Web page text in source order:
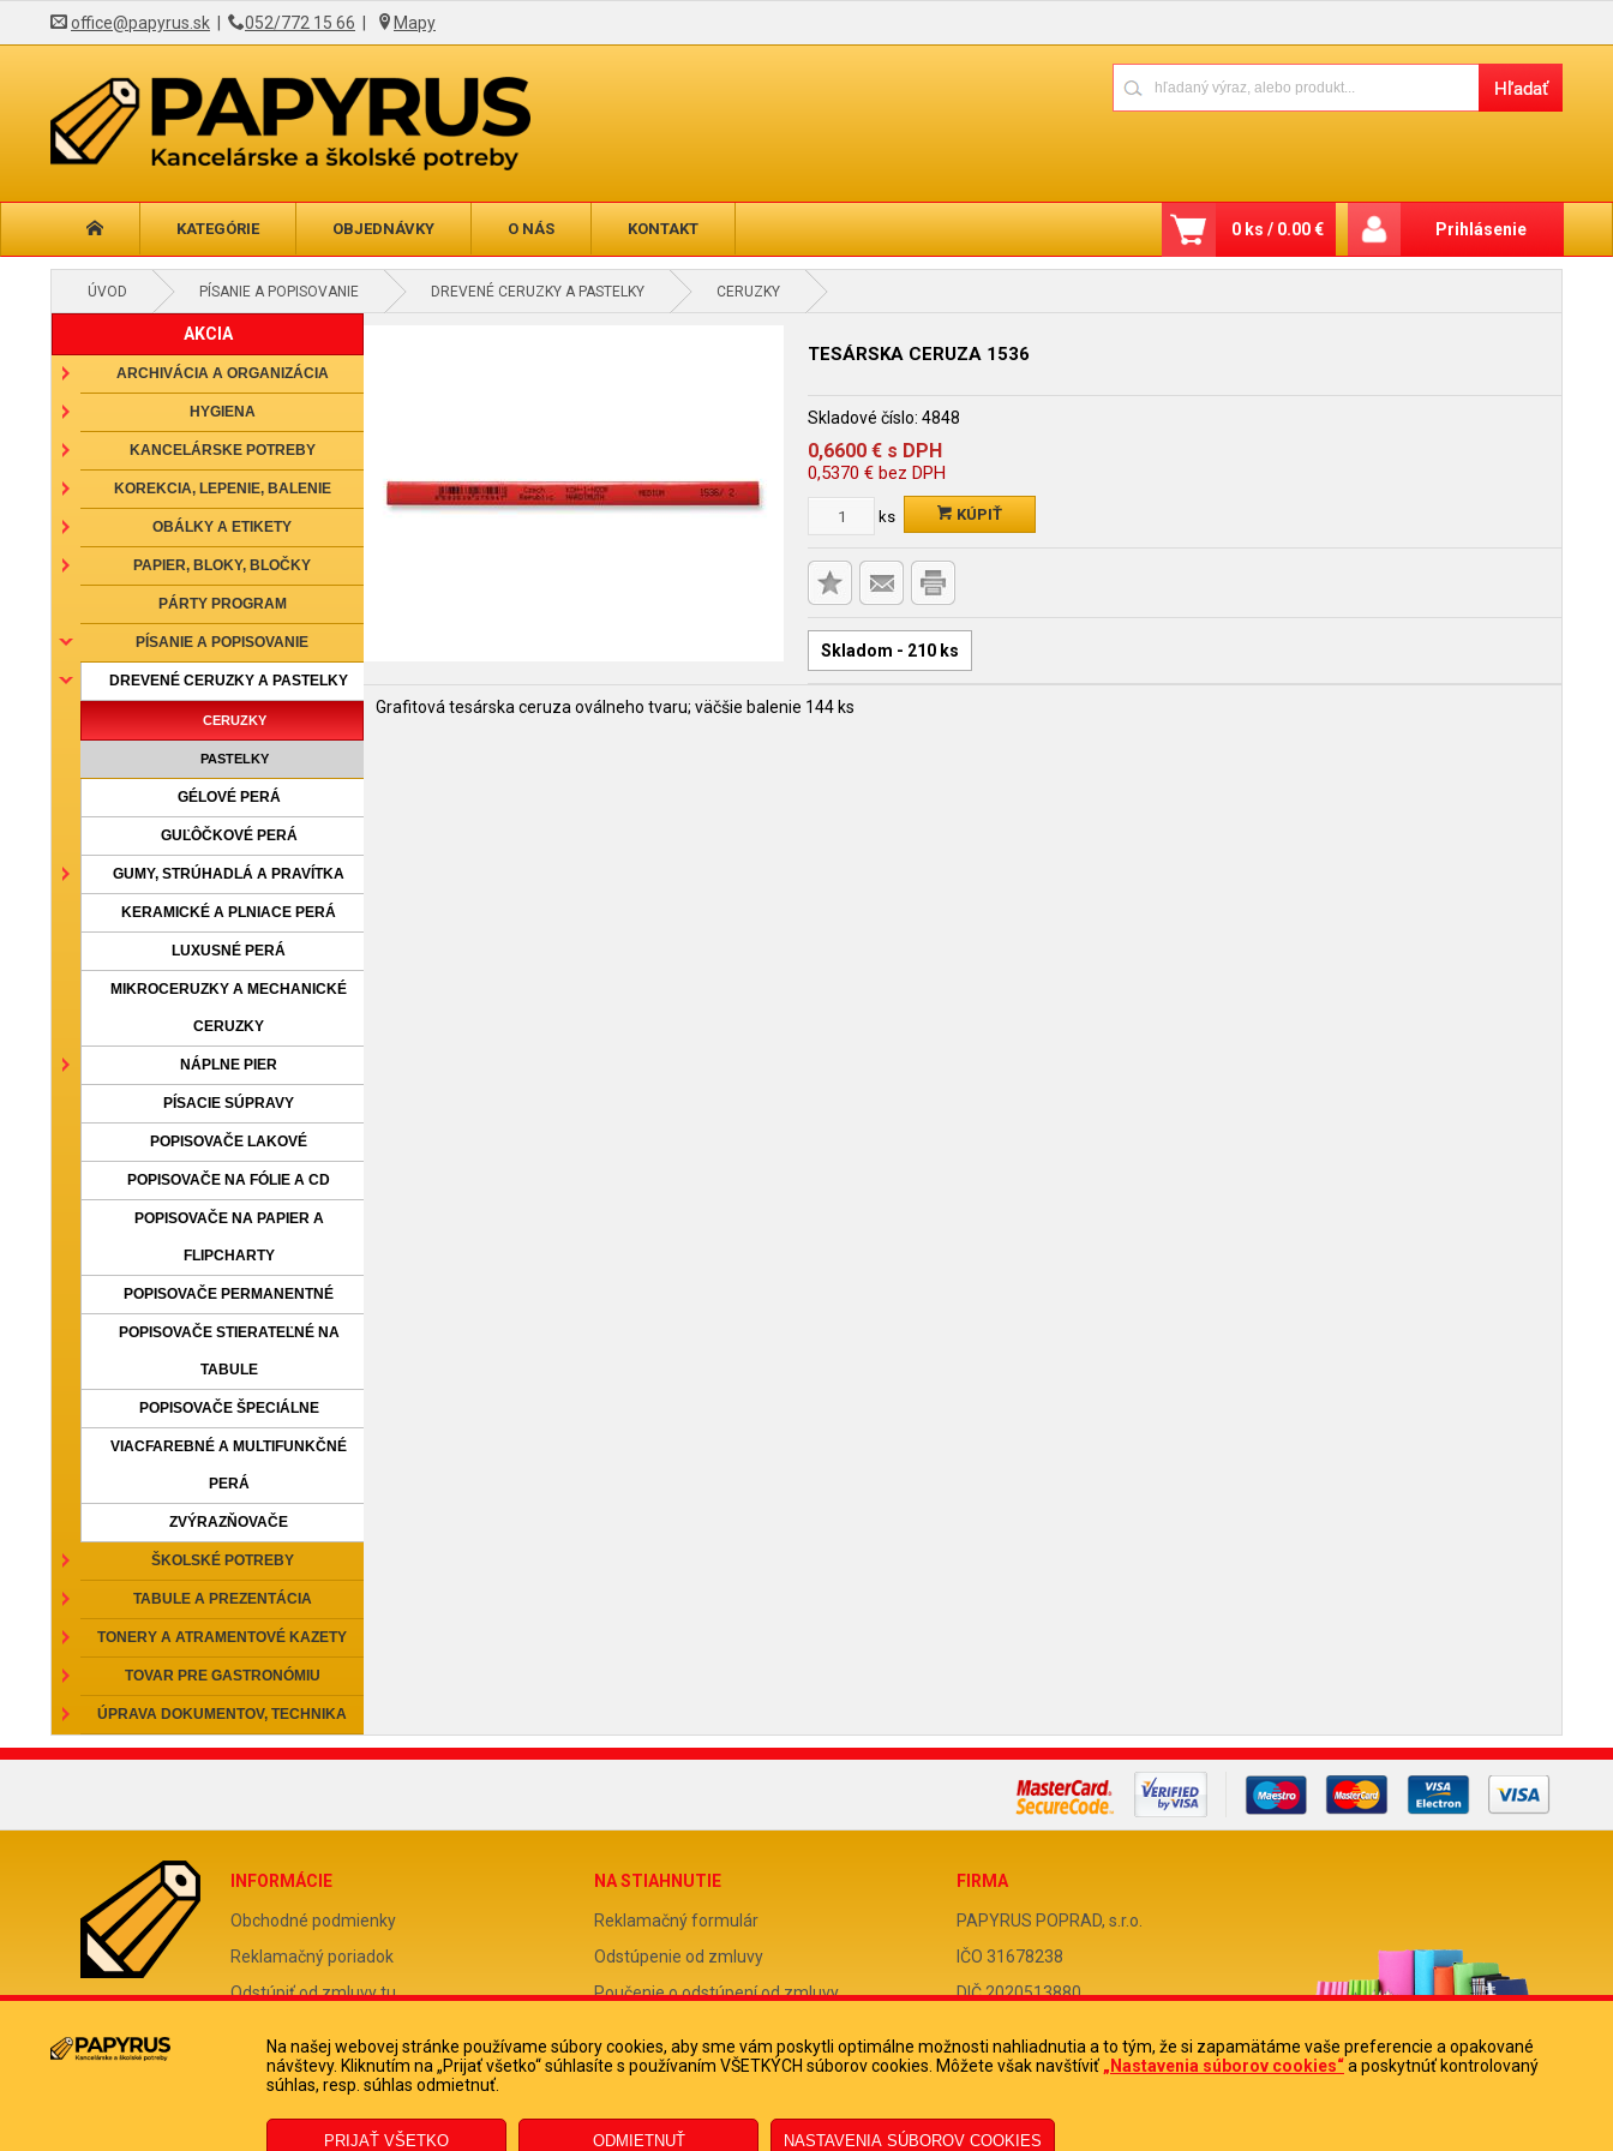
office@papyrus.sk 052/772 15 66 Mapy
KATEGÓRIE OBJEDNÁVKY O NÁS KONTAKT Prihlásenie
0 ks / 0.00 €
ÚVOD PÍSANIE A POPISOVANIE DREVENÉ CERUZKY A PASTELKY CERUZKY
AKCIA
ARCHIVÁCIA A ORGANIZÁCIA
HYGIENA
KANCELÁRSKE POTREBY
KOREKCIA, LEPENIE, BALENIE
OBÁLKY A ETIKETY
PAPIER, BLOKY, BLOČKY
PÁRTY PROGRAM
PÍSANIE A POPISOVANIE
DREVENÉ CERUZKY A PASTELKY
CERUZKY
PASTELKY
GÉLOVÉ PERÁ
GUĽÔČKOVÉ PERÁ
GUMY, STRÚHADLÁ A PRAVÍTKA
KERAMICKÉ A PLNIACE PERÁ
LUXUSNÉ PERÁ
MIKROCERUZKY A MECHANICKÉ
CERUZKY
NÁPLNE PIER
PÍSACIE SÚPRAVY
POPISOVAČE LAKOVÉ
POPISOVAČE NA FÓLIE A CD
POPISOVAČE NA PAPIER A
FLIPCHARTY
POPISOVAČE PERMANENTNÉ
POPISOVAČE STIERATEĽNÉ NA
TABULE
POPISOVAČE ŠPECIÁLNE
VIACFAREBNÉ A MULTIFUNKČNÉ
PERÁ
ZVÝRAZŇOVAČE
ŠKOLSKÉ POTREBY
TABULE A PREZENTÁCIA
TONERY A ATRAMENTOVÉ KAZETY
TOVAR PRE GASTRONÓMIU
ÚPRAVA DOKUMENTOV, TECHNIKA
TESÁRSKA CERUZA 1536
Skladové číslo: 4848
0,6600 € s DPH
0,5370 € bez DPH
ks KÚPIŤ
Skladom - 210 ks
Grafitová tesárska ceruza oválneho tvaru; väčšie balenie 144 ks
INFORMÁCIE
Obchodné podmienky
Reklamačný poriadok
Odstúpiť od zmluvy tu
Ochrana osobných údajov
Informácie o súboroch cookies
NA STIAHNUTIE
Reklamačný formulár
Odstúpenie od zmluvy
Poučenie o odstúpení od zmluvy
FIRMA
PAPYRUS POPRAD, s.r.o.
IČO 31678238
DIČ 2020513880
Na našej webovej stránke používame súbory cookies, aby sme vám poskytli optimálne možnosti nahliadnutia a to tým, že si zapamätáme vaše preferencie a opakované
návštevy. Kliknutím na „Prijať všetko“ súhlasíte s používaním VŠETKÝCH súborov cookies. Môžete však navštíviť „Nastavenia súborov cookies“a poskytnúť kontrolovaný
súhlas, resp. súhlas odmietnuť.